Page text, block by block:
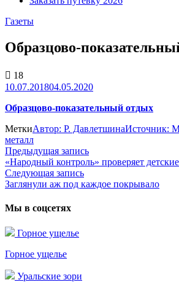
Газеты
Образцово-
18
10.07.201804.05.2020
Образцово-показательный отдых
МеткиАвтор: Р. ДавлетшинаИсточник:
металл
Навигация
по
Предыдущая запись
запись:
«Народный контроль» проверяет
Следующая запись
запись:
Заглянули аж под каждое покрывало
Мы в соцсетях
Горное ущелье
Горное ущелье
Уральские зори